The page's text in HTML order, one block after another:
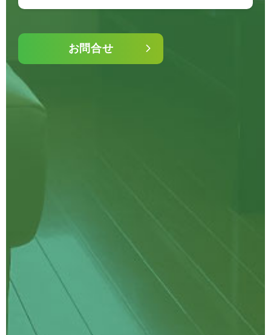
お問合せ